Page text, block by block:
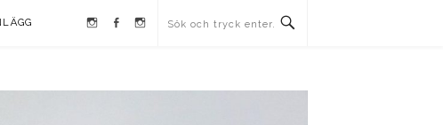
Instagram
Facebook
Instagram